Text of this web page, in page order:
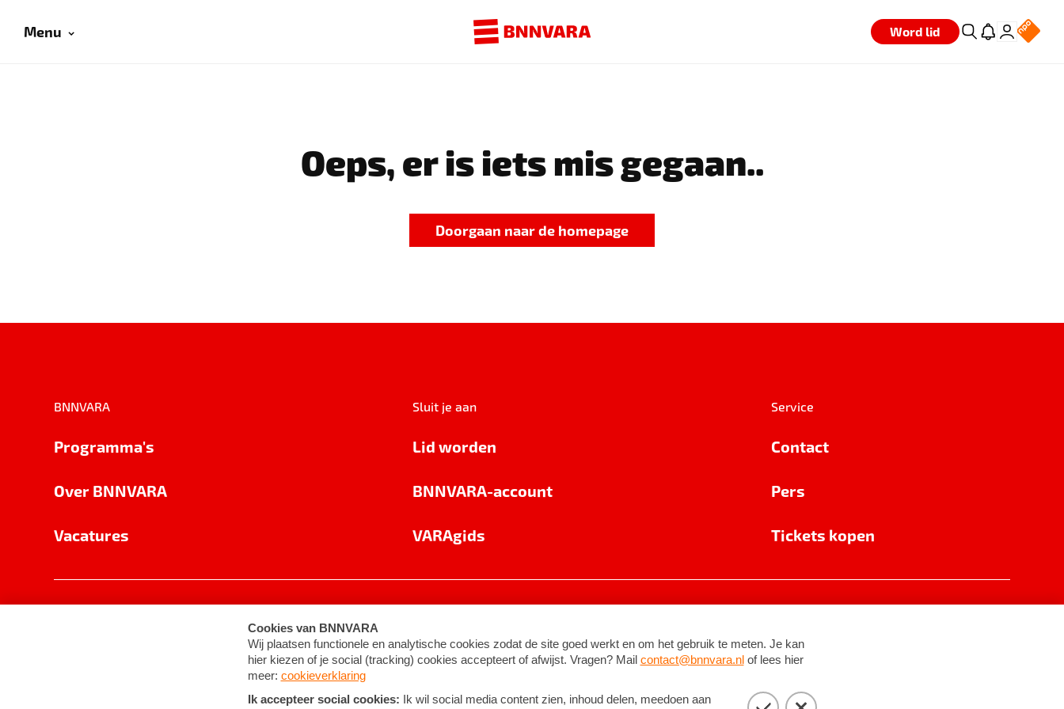
Menu Word lid
Oeps, er is iets mis gegaan..
Doorgaan naar de homepage
BNNVARA
Programma's
Over BNNVARA
Vacatures
Sluit je aan
Lid worden
BNNVARA-account
VARAgids
Service
Contact
Pers
Tickets kopen
Cookie-instellingen Algemene voorwaarden ©2026BNNVARA